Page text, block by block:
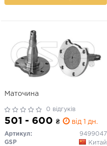
Маточина
0 відгуків
501 - 600 ₴ від 1 дн.
Артикул:
9499047
GSP
Китай